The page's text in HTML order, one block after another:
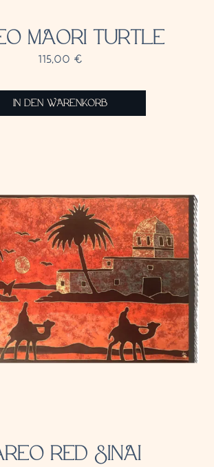
MAORI TURTLE
115,00 €
IN DEN WARENKORB
RED SINAI